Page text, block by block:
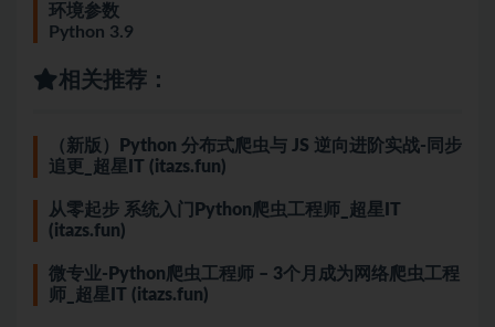
环境参数
Python 3.9
相关推荐：
（新版）Python 分布式爬虫与 JS 逆向进阶实战-同步
追更_超星IT (itazs.fun)
从零起步 系统入门Python爬虫工程师_超星IT
(itazs.fun)
微专业-Python爬虫工程师 – 3个月成为网络爬虫工程
师_超星IT (itazs.fun)